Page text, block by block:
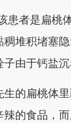
者是扁桃体
稠堆积堵塞
由于钙盐
扁桃体里
辣的食品，